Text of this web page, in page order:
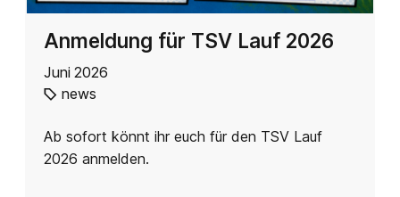
Anmeldung für TSV Lauf 2026
Juni 2026
news
Ab sofort könnt ihr euch für den TSV Lauf
2026 anmelden.